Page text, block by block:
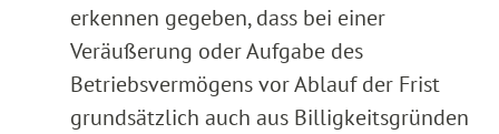
erkennen gegeben, dass bei einer
Veräußerung oder Aufgabe des
Betriebsvermögens vor Ablauf der Frist
grundsätzlich auch aus Billigkeitsgründen